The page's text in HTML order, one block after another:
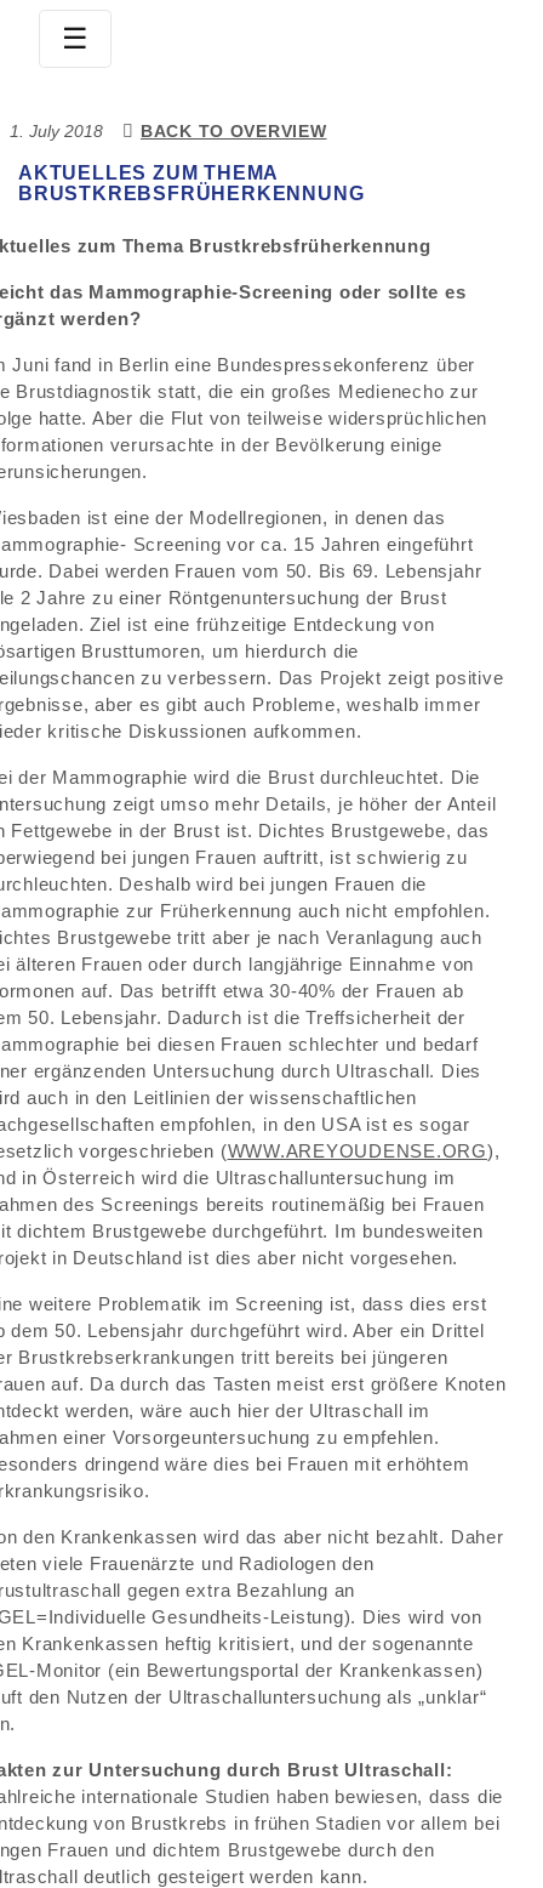
☰
Posted
1. July 2018 BACK TO OVERVIEW
AKTUELLES ZUM THEMA
BRUSTKREBSFRÜHERKENNUNG
zum Thema Brustkrebsfrüherkennung
das Mammographie-Screening oder sollte es
werden?
Juni fand in Berlin eine Bundespressekonferenz über
Brustdiagnostik statt, die ein großes Medienecho zur
hatte. Aber die Flut von teilweise widersprüchlichen
verursachte in der Bevölkerung einige
ist eine der Modellregionen, in denen das
Screening vor ca. 15 Jahren eingeführt
Dabei werden Frauen vom 50. Bis 69. Lebensjahr
2 Jahre zu einer Röntgenuntersuchung der Brust
Ziel ist eine frühzeitige Entdeckung von
Brusttumoren, um hierdurch die
zu verbessern. Das Projekt zeigt positive
aber es gibt auch Probleme, weshalb immer
kritische Diskussionen aufkommen.
der Mammographie wird die Brust durchleuchtet. Die
zeigt umso mehr Details, je höher der Anteil
Fettgewebe in der Brust ist. Dichtes Brustgewebe, das
bei jungen Frauen auftritt, ist schwierig zu
Deshalb wird bei jungen Frauen die
zur Früherkennung auch nicht empfohlen.
Brustgewebe tritt aber je nach Veranlagung auch
älteren Frauen oder durch langjährige Einnahme von
auf. Das betrifft etwa 30-40% der Frauen ab
50. Lebensjahr. Dadurch ist die Treffsicherheit der
bei diesen Frauen schlechter und bedarf
ergänzenden Untersuchung durch Ultraschall. Dies
auch in den Leitlinien der wissenschaftlichen
empfohlen, in den USA ist es sogar
vorgeschrieben (WWW.AREYOUDENSE.ORG),
in Österreich wird die Ultraschalluntersuchung im
des Screenings bereits routinemäßig bei Frauen
dichtem Brustgewebe durchgeführt. Im bundesweiten
in Deutschland ist dies aber nicht vorgesehen.
weitere Problematik im Screening ist, dass dies erst
dem 50. Lebensjahr durchgeführt wird. Aber ein Drittel
Brustkrebserkrankungen tritt bereits bei jüngeren
auf. Da durch das Tasten meist erst größere Knoten
werden, wäre auch hier der Ultraschall im
einer Vorsorgeuntersuchung zu empfehlen.
dringend wäre dies bei Frauen mit erhöhtem
den Krankenkassen wird das aber nicht bezahlt. Daher
viele Frauenärzte und Radiologen den
gegen extra Bezahlung an
Gesundheits-Leistung). Dies wird von
Krankenkassen heftig kritisiert, und der sogenannte
Monitor (ein Bewertungsportal der Krankenkassen)
den Nutzen der Ultraschalluntersuchung als „unklar“
zur Untersuchung durch Brust Ultraschall:
internationale Studien haben bewiesen, dass die
von Brustkrebs in frühen Stadien vor allem bei
Frauen und dichtem Brustgewebe durch den
deutlich gesteigert werden kann.